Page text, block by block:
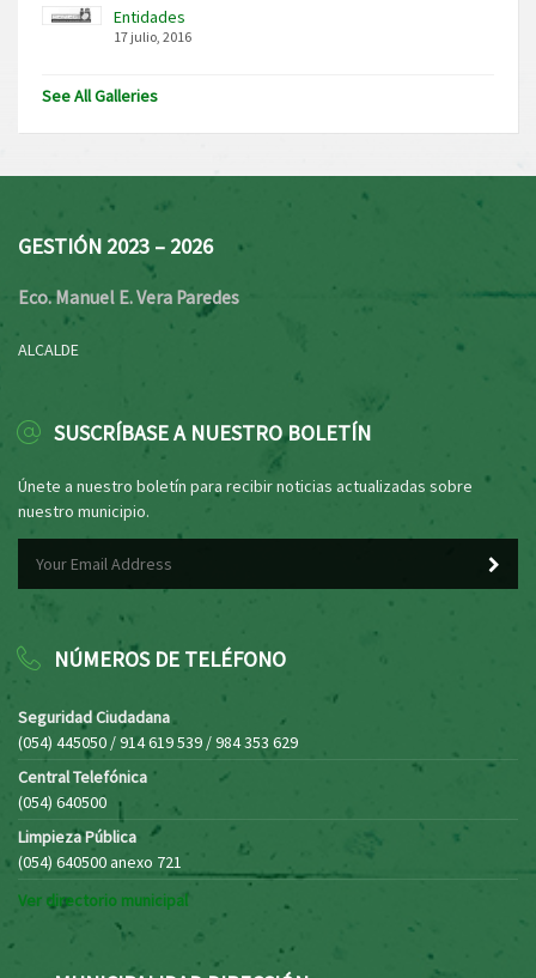
Entidades
17 julio, 2016
See All Galleries
GESTIÓN 2023 – 2026
Eco. Manuel E. Vera Paredes
ALCALDE
SUSCRÍBASE A NUESTRO BOLETÍN
Únete a nuestro boletín para recibir noticias actualizadas sobre
nuestro municipio.
NÚMEROS DE TELÉFONO
Seguridad Ciudadana
(054) 445050 / 914 619 539 / 984 353 629
Central Telefónica
(054) 640500
Limpieza Pública
(054) 640500 anexo 721
Ver directorio municipal